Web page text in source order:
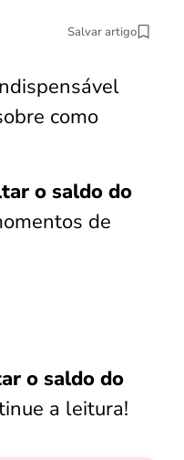
Salvar artigo
como
o saldo do
de
o saldo do
a leitura!